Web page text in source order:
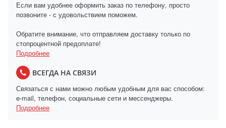
Если вам удобнее оформить заказ по телефону, просто
позвоните - с удовольствием поможем.
Обратите внимание, что отправляем доставку только по
стопроцентной предоплате!
Подробнее
ВСЕГДА НА СВЯЗИ
Связаться с нами можно любым удобным для вас способом:
e-mail, телефон, социальные сети и мессенджеры.
Подробнее